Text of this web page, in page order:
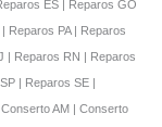
ES | Reparos GO
Reparos PA | Reparos
| Reparos RN | Reparos
| Reparos SE |
AM | Conserto